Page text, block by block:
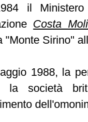
il Ministero
Costa
"Monte Sirino"
1988, la
la società